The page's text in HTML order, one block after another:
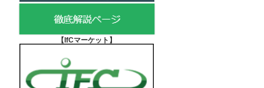
【IfCマーケット 】